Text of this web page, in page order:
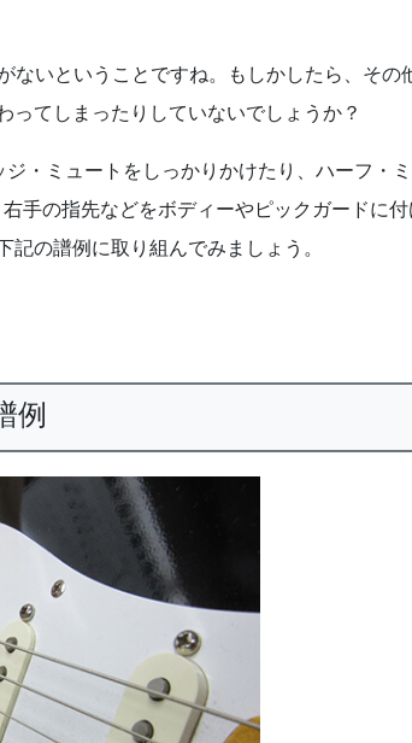
ないということですね。もしかしたら、その
ってしまったりしていないでしょうか？
・ミュートをしっかりかけたり、ハーフ・ミ
手の指先などをボディーやピックガードに
の譜例に取り組んでみましょう。
例